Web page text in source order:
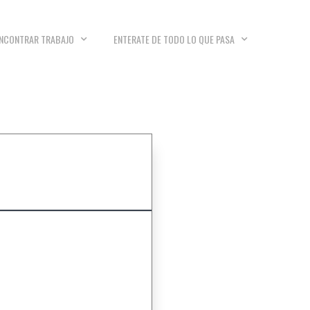
TRABAJO ENTERATE DE TODO LO QUE PASA